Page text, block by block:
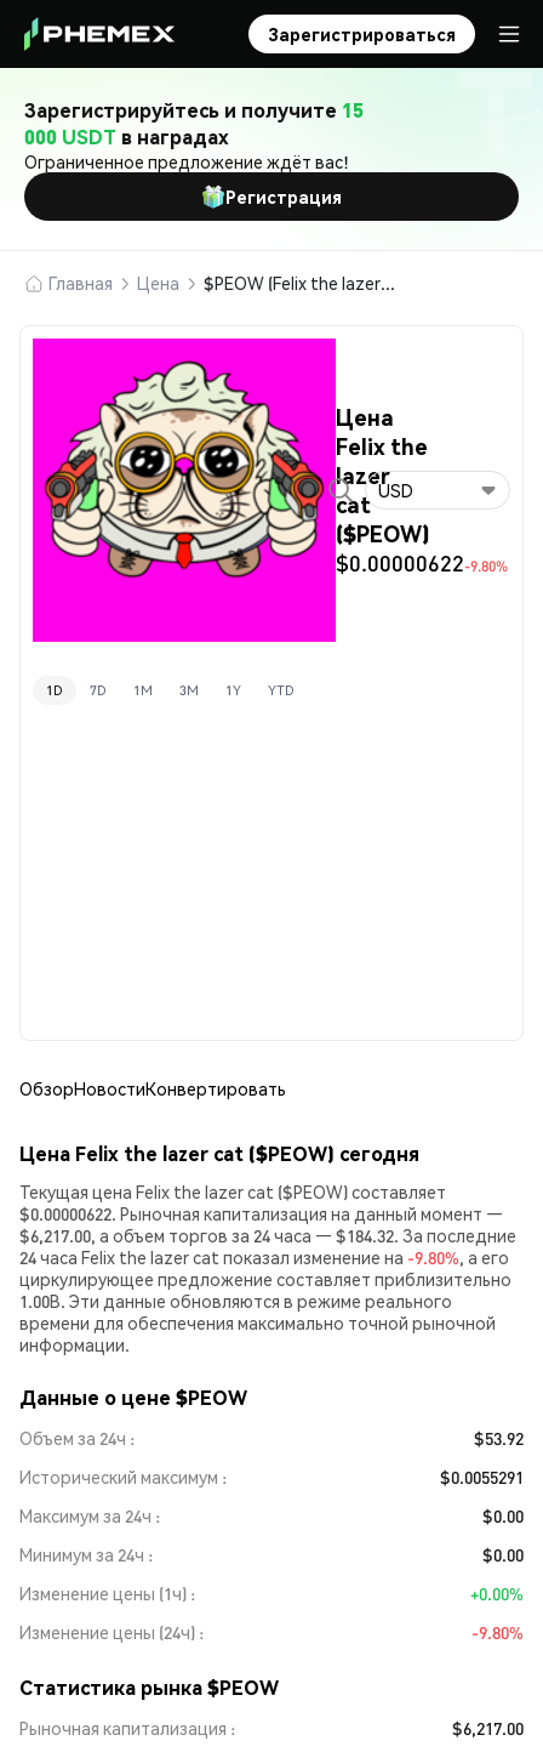
Зарегистрироваться
Зарегистрируйтесь и получите 15
000 USDT в наградах
Ограниченное предложение ждёт вас!
Регистрация
Главная Цена $PEOW (Felix the lazer cat)
Цена
Felix the
lazer
cat
($PEOW)
$0.00000622-9.80%
USD
1D 7D 1M 3M 1Y YTD
ОбзорНовостиКонвертировать
Цена Felix the lazer cat ($PEOW) сегодня
Текущая цена Felix the lazer cat ($PEOW) составляет
$0.00000622. Рыночная капитализация на данный момент —
$6,217.00, а объем торгов за 24 часа — $184.32. За последние
24 часа Felix the lazer cat показал изменение на -9.80%, а его
циркулирующее предложение составляет приблизительно
1.00B. Эти данные обновляются в режиме реального
времени для обеспечения максимально точной рыночной
информации.
Данные о цене $PEOW
Объем за 24ч
$53.92
Исторический максимум
$0.0055291
Максимум за 24ч
$0.00
Минимум за 24ч
$0.00
Изменение цены (1ч)
+0.00%
Изменение цены (24ч)
-9.80%
Статистика рынка $PEOW
Рыночная капитализация
$6,217.00